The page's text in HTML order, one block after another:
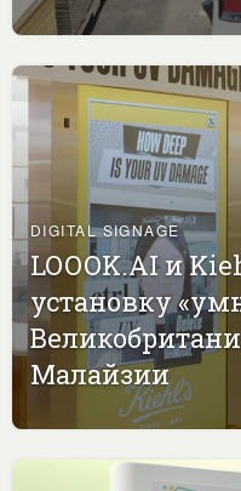
DIGITAL SIGNAGE
LOOOK.AI и
установку
Малайзии